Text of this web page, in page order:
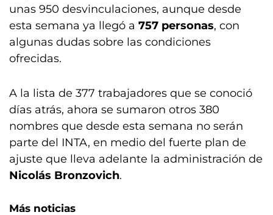
unas 950 desvinculaciones, aunque desde
esta semana ya llegó a 757 personas, con
algunas dudas sobre las condiciones
ofrecidas.
A la lista de 377 trabajadores que se conoció
días atrás, ahora se sumaron otros 380
nombres que desde esta semana no serán
parte del INTA, en medio del fuerte plan de
ajuste que lleva adelante la administración de
Nicolás Bronzovich.
Más noticias